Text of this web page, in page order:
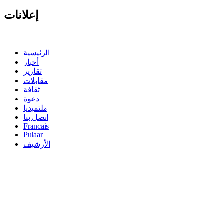
إعلانات
الرئيسية
أخبار
تقارير
مقابلات
ثقافة
دعوة
ملتميديا
اتصل بنا
Francais
Pulaar
الأرشيف